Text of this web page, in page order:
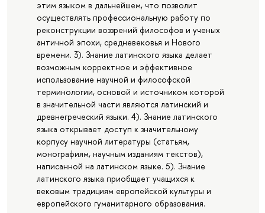
этим языком в дальнейшем, что позволит
осуществлять профессиональную работу по
реконструкции воззрений философов и ученых
античной эпохи, средневековья и Нового
времени. 3). Знание латинского языка делает
возможным корректное и эффективное
использование научной и философской
терминологии, основой и источником которой
в значительной части являются латинский и
древнегреческий языки. 4). Знание латинского
языка открывает доступ к значительному
корпусу научной литературы (статьям,
монографиям, научным изданиям текстов),
написанной на латинском языке. 5). Знание
латинского языка приобщает учащихся к
вековым традициям европейской культуры и
европейского гуманитарного образования.